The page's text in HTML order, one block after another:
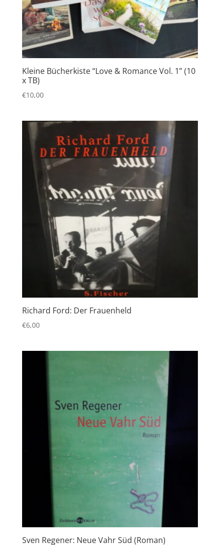
Kleine Bücherkiste “Love & Romance Vol. 1” (10
x TB)
€10,00
Richard Ford: Der Frauenheld
€6,00
Sven Regener: Neue Vahr Süd (Roman)